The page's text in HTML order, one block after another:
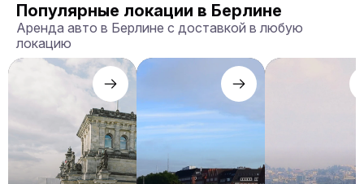
Популярные локации в Берлине
Аренда авто в Берлине с доставкой в любую
локацию